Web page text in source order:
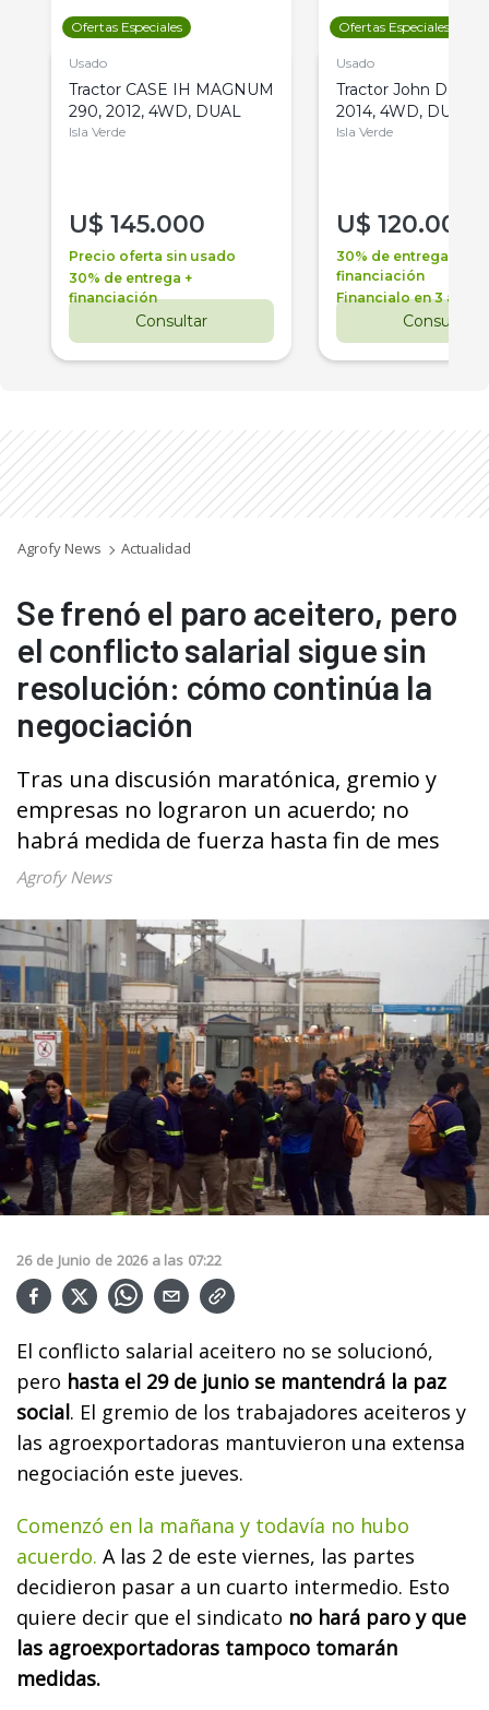
Ofertas Especiales
Usado
Tractor CASE IH MAGNUM
290, 2012, 4WD, DUAL
Isla Verde
U$ 145.000
Precio oferta sin usado
30% de entrega +
financiación
Consultar
Ofertas Especiales
Usado
Tractor John Deere
2014, 4WD, DUAL
Isla Verde
U$ 120.000
30% de entrega +
financiación
Financialo en 3 años
Consultar
Agrofy News Actualidad
Se frenó el paro aceitero, pero
el conflicto salarial sigue sin
resolución: cómo continúa la
negociación
Tras una discusión maratónica, gremio y
empresas no lograron un acuerdo; no
habrá medida de fuerza hasta fin de mes
Agrofy News
26 de Junio de 2026 a las 07:22
El conflicto salarial aceitero no se solucionó,
pero hasta el 29 de junio se mantendrá la paz
social. El gremio de los trabajadores aceiteros y
las agroexportadoras mantuvieron una extensa
negociación este jueves.
Comenzó en la mañana y todavía no hubo
acuerdo. A las 2 de este viernes, las partes
decidieron pasar a un cuarto intermedio. Esto
quiere decir que el sindicato no hará paro y que
las agroexportadoras tampoco tomarán
medidas.